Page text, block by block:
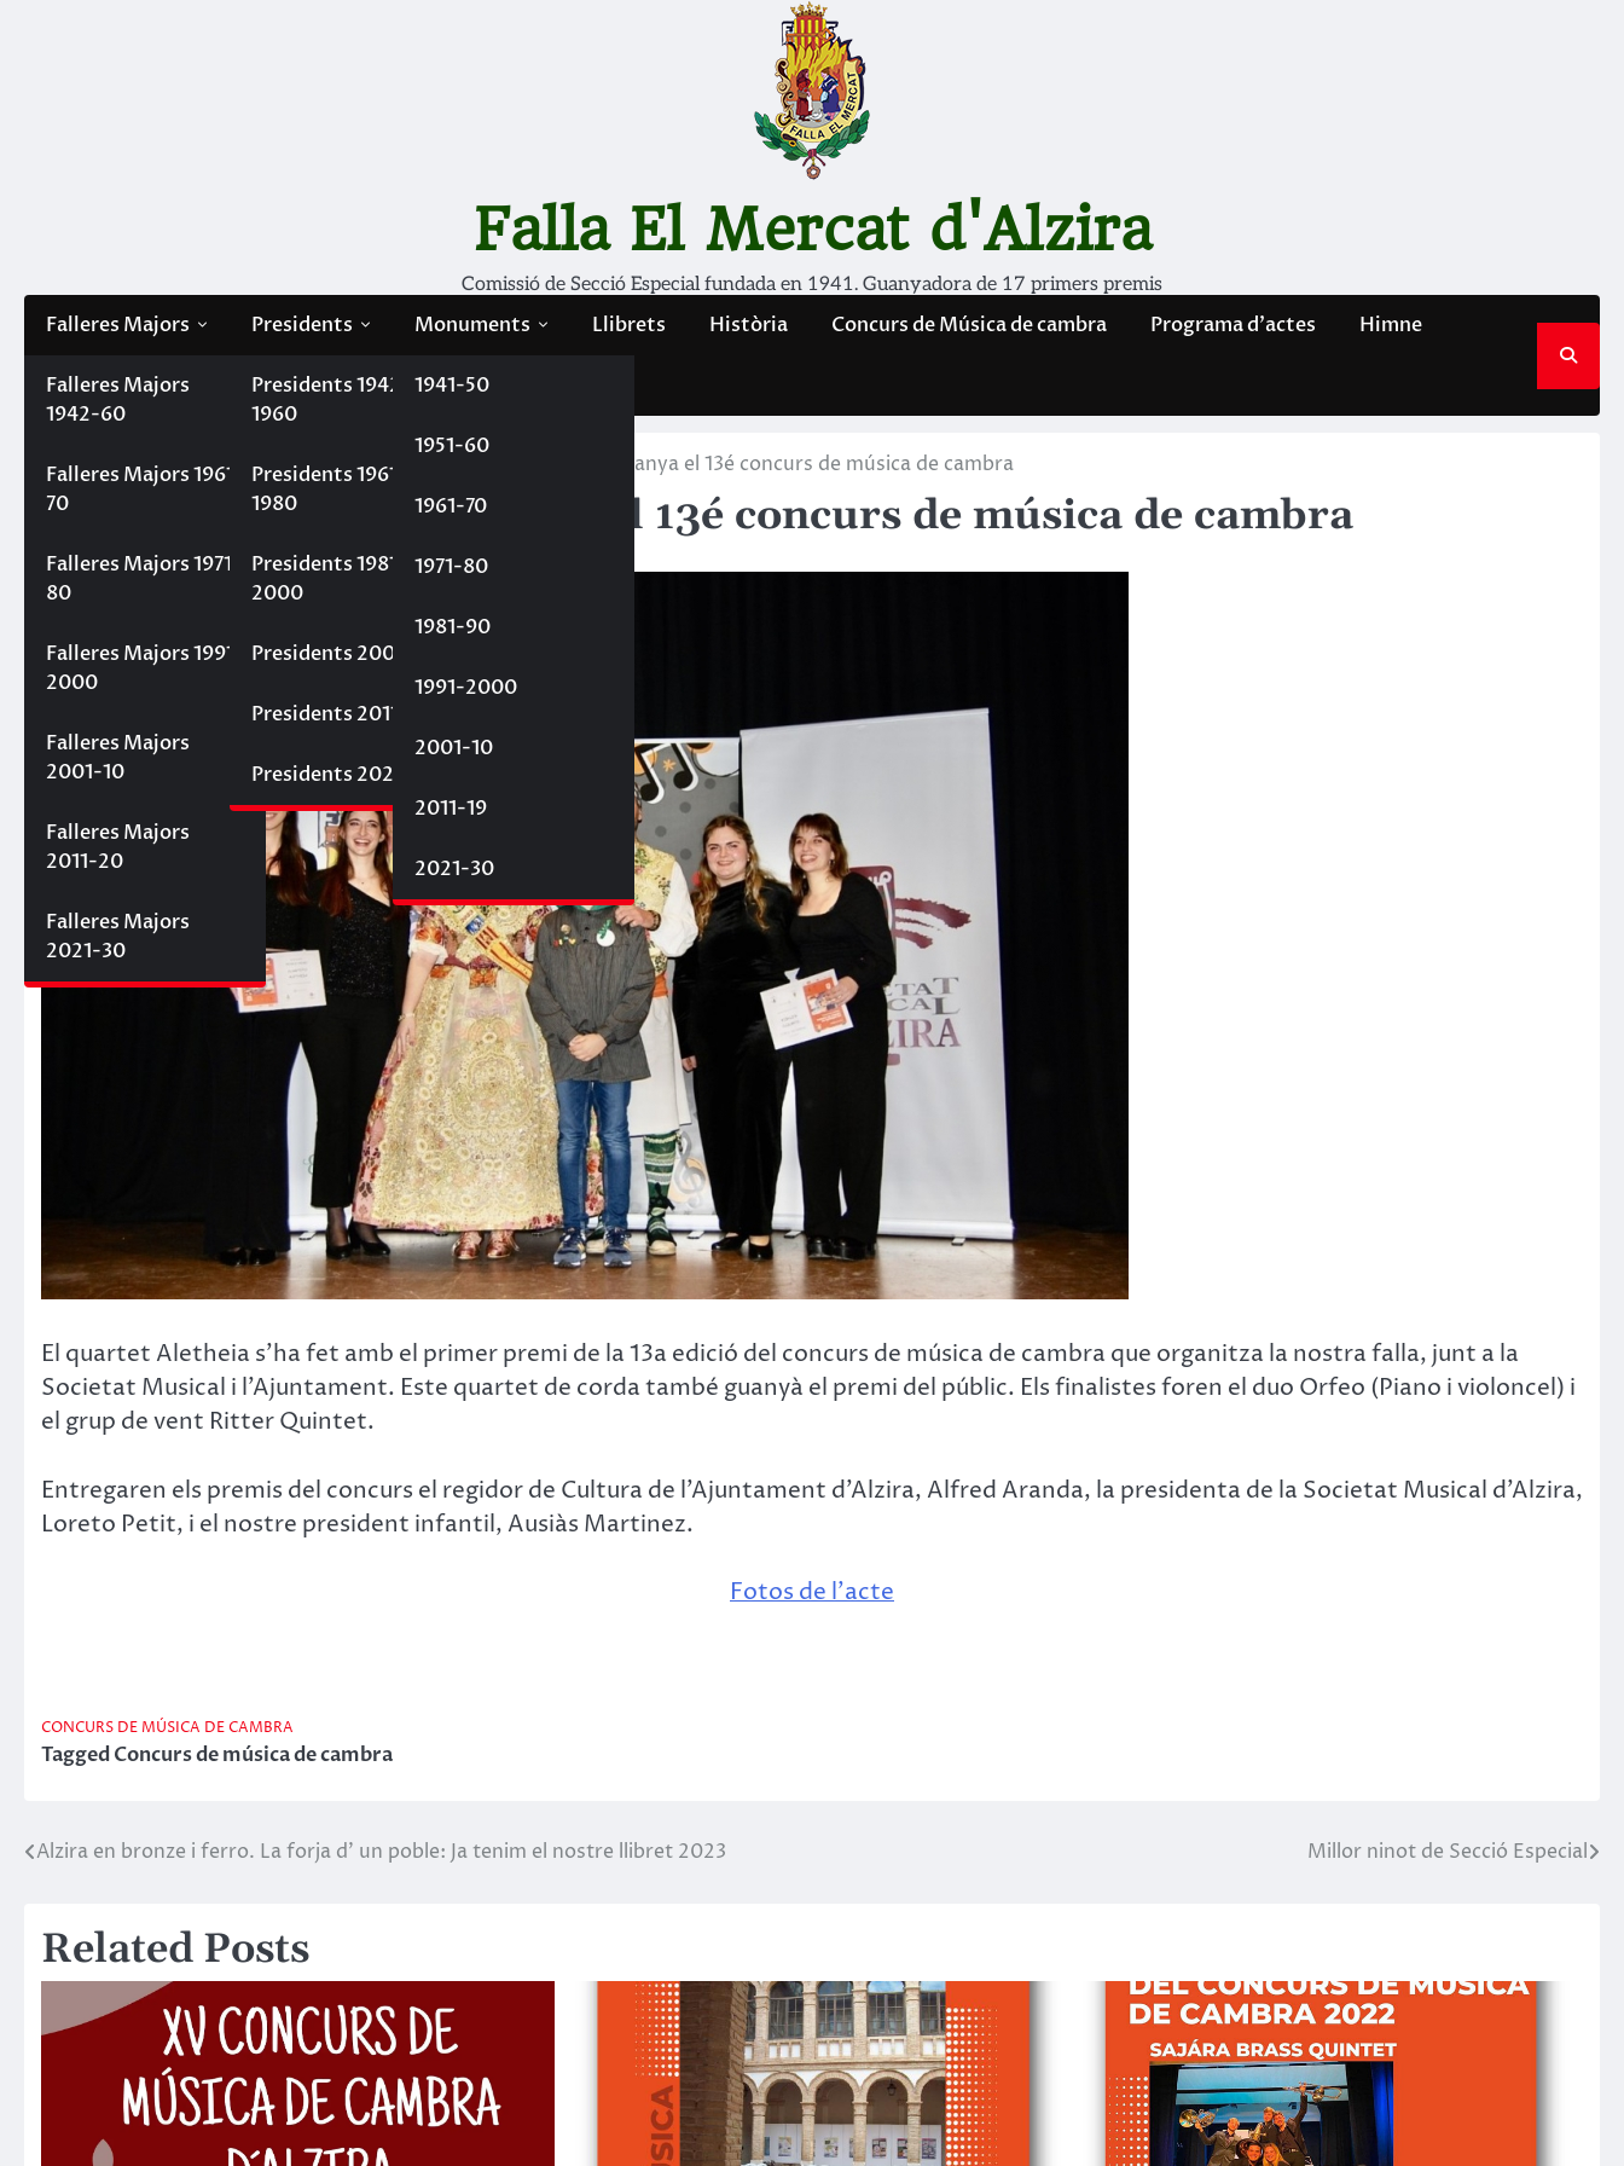
Falla El Mercat d'Alzira
Comissió de Secció Especial fundada en 1941. Guanyadora de 17 primers premis
Falleres Majors
Falleres Majors
1942-60
Falleres Majors 1961-
70
Falleres Majors 1971-
80
Falleres Majors 1991-
2000
Falleres Majors
2001-10
Falleres Majors
2011-20
Falleres Majors
2021-30
Presidents
Presidents 1942-
1960
Presidents 1961-
1980
Presidents 1981-
2000
Presidents 2001-10
Presidents 2011-20
Presidents 2021-30
Monuments
1941-50
1951-60
1961-70
1971-80
1981-90
1991-2000
2001-10
2011-19
2021-30
Llibrets Història Concurs de Música de cambra Programa d’actes Himne
Filà Mercaders
Home Concurs de música de cambra El quartet Aletheia guanya el 13é concurs de música de cambra
El quartet Aletheia guanya el 13é concurs de música de cambra
19 de febrer de 2023 Fallaelmercat
El quartet Aletheia s’ha fet amb el primer premi de la 13a edició del concurs de música de cambra que organitza la nostra falla, junt a la
Societat Musical i l’Ajuntament. Este quartet de corda també guanyà el premi del públic. Els finalistes foren el duo Orfeo (Piano i violoncel) i
el grup de vent Ritter Quintet.
Entregaren els premis del concurs el regidor de Cultura de l’Ajuntament d’Alzira, Alfred Aranda, la presidenta de la Societat Musical d’Alzira,
Loreto Petit, i el nostre president infantil, Ausiàs Martinez.
Fotos de l’acte
CONCURS DE MÚSICA DE CAMBRA
TaggedConcurs de música de cambra
Navegació
Alzira en bronze i ferro. La forja d’ un poble: Ja tenim el nostre llibret 2023 Millor ninot de Secció Especial
Related Posts